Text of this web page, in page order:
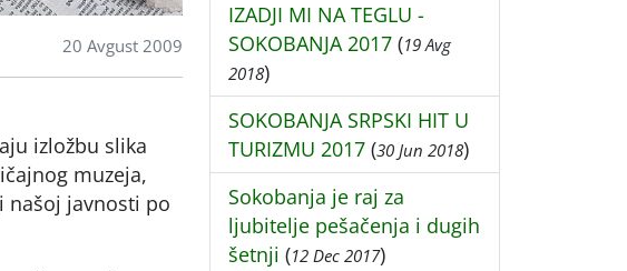
20 Avgust 2009
izložbu slika
muzeja,
našoj javnosti po
IZADJI MI NA TEGLU -
SOKOBANJA 2017 (19 Avg
2018)
SOKOBANJA SRPSKI HIT U
TURIZMU 2017 (30 Jun 2018)
Sokobanja je raj za
ljubitelje pešačenja i dugih
šetnji (12 Dec 2017)